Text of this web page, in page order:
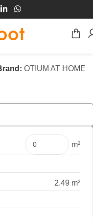
OTIUM AT HOME
€54,23 Pakket
m²
2.49 m²